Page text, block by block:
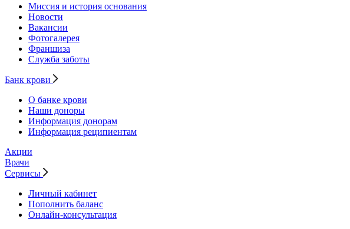
Миссия и история основания
Новости
Вакансии
Фотогалерея
Франшиза
Служба заботы
Банк крови
О банке крови
Наши доноры
Информация донорам
Информация реципиентам
Акции
Врачи
Сервисы
Личный кабинет
Пополнить баланс
Онлайн-консультация